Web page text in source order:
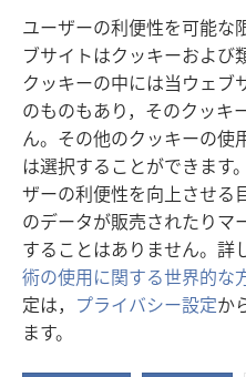
ユーザーの利便性を可能な
ブサイトはクッキーおよび
クッキーの中には当ウェブ
のものもあり，そのクッキ
ん。その他のクッキーの使
は選択することができます
ザーの利便性を向上させる
のデータが販売されたりマ
することはありません。詳
術の使用に関する世界的な
定は， プライバシー設定か
ます。
患者の皆さんへ: 自分の健康状態や治療
バイスを求めるようにしてください。病
ください。
このウェブサイトの利用は，当サイトの
画面表示の設定
Copyright
利用規約